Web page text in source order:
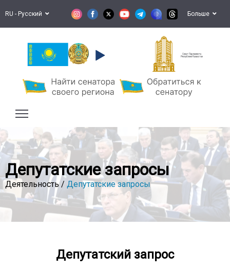
RU - Русский Больше
Сенат Парламента
Республики Казахстан
Депутатские запросы
Деятельность / Депутатские запросы
Депутатский запрос